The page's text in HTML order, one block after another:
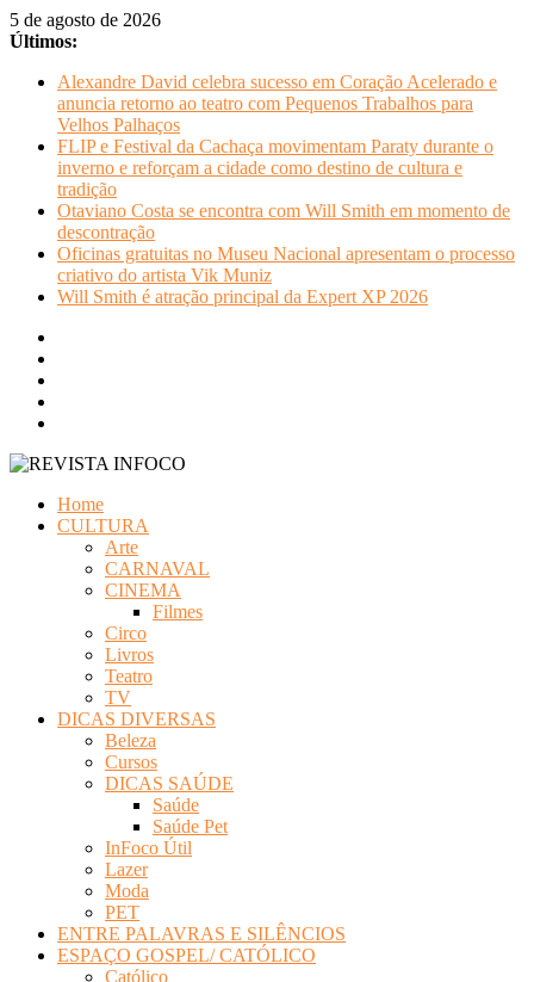
Pular
para
conteúdo
5 de agosto de 2026
Últimos:
Alexandre David celebra sucesso em Coração Acelerado e
anuncia retorno ao teatro com Pequenos Trabalhos para
Velhos Palhaços
FLIP e Festival da Cachaça movimentam Paraty durante o
inverno e reforçam a cidade como destino de cultura e
tradição
Otaviano Costa se encontra com Will Smith em momento de
descontração
Oficinas gratuitas no Museu Nacional apresentam o processo
criativo do artista Vik Muniz
Will Smith é atração principal da Expert XP 2026
INFOCO
Home
CULTURA
Arte
CARNAVAL
CINEMA
Filmes
Circo
Livros
Teatro
TV
DICAS DIVERSAS
Beleza
Cursos
DICAS SAÚDE
Saúde
Saúde Pet
InFoco Útil
Lazer
Moda
PET
ENTRE PALAVRAS E SILÊNCIOS
ESPAÇO GOSPEL/ CATÓLICO
Católico